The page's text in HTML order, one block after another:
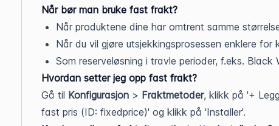
Når bør man bruke fast frakt?
Når produktene dine har omtrent samme
Når du vil gjøre utsjekkingsprosessen enklere for
Som reserveløsning i travle perioder, f.eks. Black
Hvordan setter jeg opp fast frakt?
Gå til Konfigurasjon > Fraktmetoder, klikk på '+
fast pris (ID: fixedprice)' og klikk på 'Installer'.